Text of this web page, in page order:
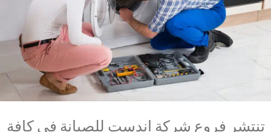
تنتشر فروع شركة اندست للصيانة في كافة